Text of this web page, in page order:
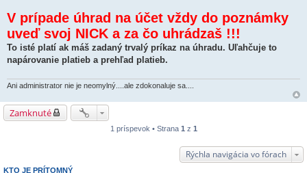
V prípade úhrad na účet vždy do poznámky
uveď svoj NICK a za čo uhrádzaš !!!
To isté platí ak máš zadaný trvalý príkaz na úhradu. Uľahčuje to
napárovanie platieb a prehľad platieb.
Ani administrator nie je neomylný....ale zdokonaluje sa....
Zamknuté
1 príspevok • Strana 1 z 1
Rýchla navigácia vo fórach
KTO JE PRÍTOMNÝ